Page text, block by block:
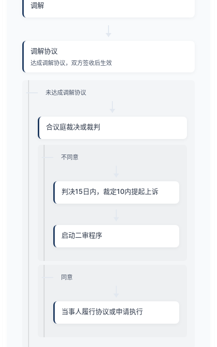
调解
调解协议
达成调解协议，双方签收后生效
未达成调解协议
合议庭裁决或裁判
不同意
判决15日内，裁定10内提起上诉
启动二审程序
同意
当事人履行协议或申请执行